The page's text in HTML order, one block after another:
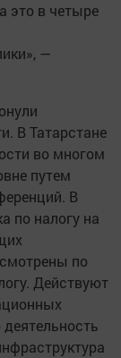
это в четыре
—
В Татарстане
во многом
путем
В
по налогу на
по
Действуют